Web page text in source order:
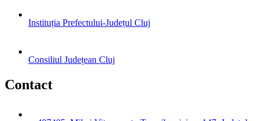
Instituția Prefectului-Județul Cluj
Consiliul Județean Cluj
Contact